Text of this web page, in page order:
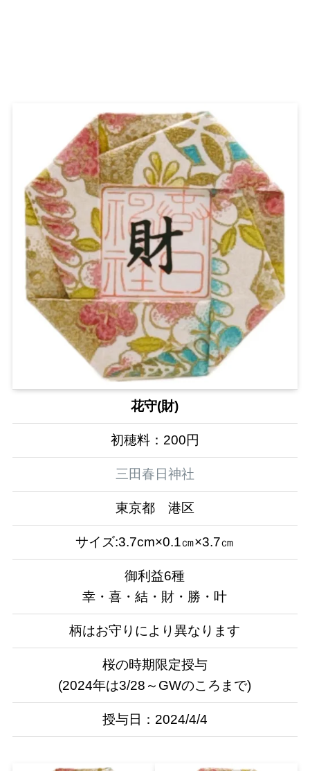
花守(財)
初穂料：200円
三田春日神社
東京都 港区
サイズ:3.7cm×0.1㎝×3.7㎝
御利益6種
幸・喜・結・財・勝・叶
柄はお守りにより異なります
桜の時期限定授与
(2024年は3/28～GWのころまで)
授与日：2024/4/4